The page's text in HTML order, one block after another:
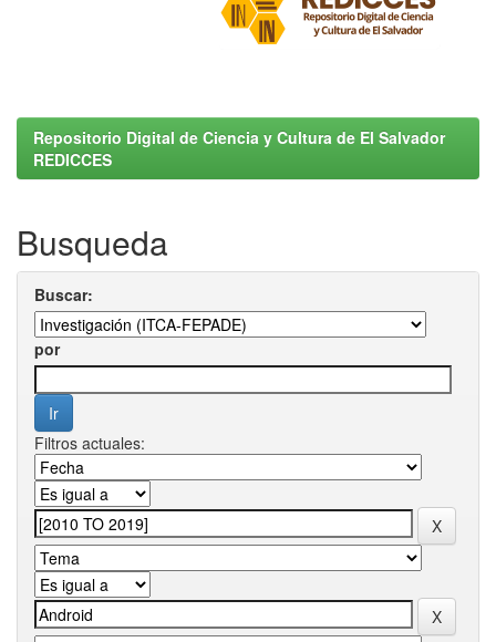
Repositorio Digital de Ciencia y Cultura de El Salvador
REDICCES
Busqueda
Buscar:
por
Filtros actuales: